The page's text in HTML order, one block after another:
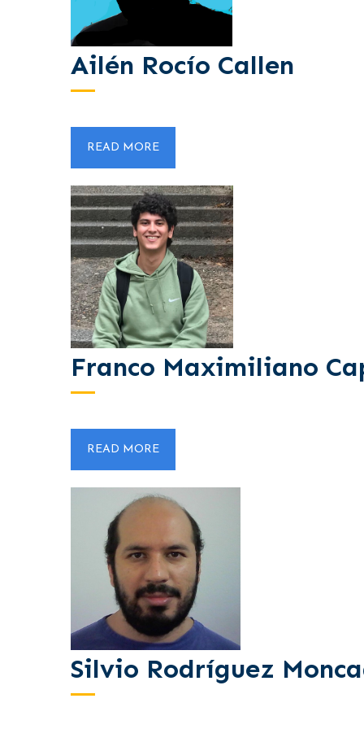
Ailén Rocío Callen
READ MORE
Franco Maximiliano
READ MORE
Silvio Rodríguez